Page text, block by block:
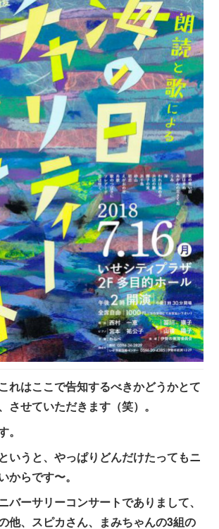
れはここで告知するべきかどうかとて
させていただきます（笑）。
。
いうと、やっぱりどんだけたってもニ
からです〜。
バーサリーコンサートでありまして、
他、スピカさん、まみちゃんの3組の